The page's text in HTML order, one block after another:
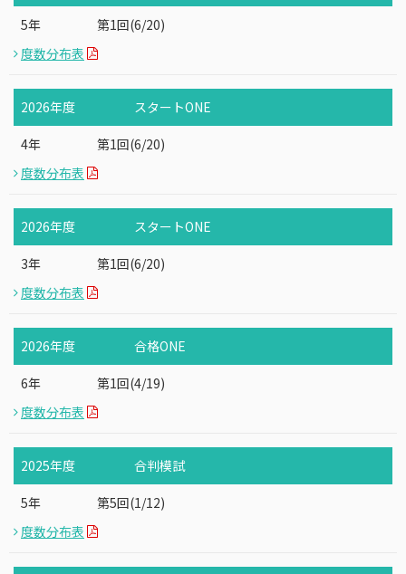
5年
第1回(6/20)
度数分布表
2026年度 スタートONE
4年
第1回(6/20)
度数分布表
2026年度 スタートONE
3年
第1回(6/20)
度数分布表
2026年度 合格ONE
6年
第1回(4/19)
度数分布表
2025年度 合判模試
5年
第5回(1/12)
度数分布表